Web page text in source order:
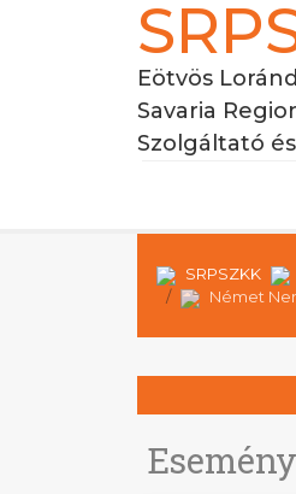
Eötvös
Savaria
Szolgáltató
SRPSZKK
Német